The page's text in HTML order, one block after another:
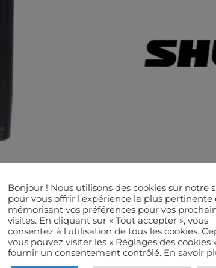
PROPRIÉTÉS TECHNIQUES
Bonjour ! Nous utilisons des cookies sur notre
pour vous offrir l'expérience la plus pertinente
mémorisant vos préférences pour vos
visites. En cliquant sur « Tout accepter », vous
consentez à l'utilisation de tous les cookies.
vous pouvez visiter les « Réglages des cookies
fournir un consentement contrôlé. En savoir